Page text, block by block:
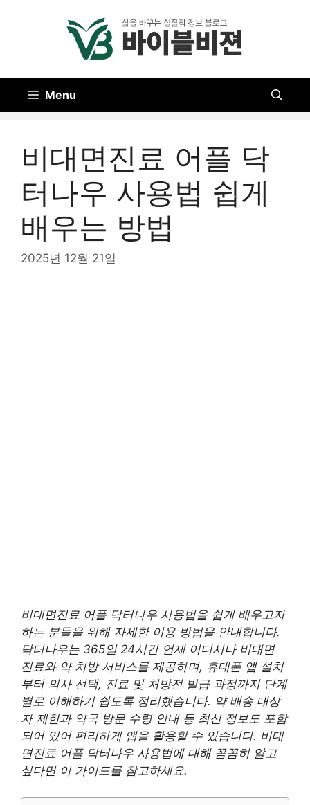
Menu
비대면진료 어플 닥
터나우 사용법 쉽게
배우는 방법
2025년 12월 21일
비대면진료 어플 닥터나우 사용법을 쉽게 배우고자
하는 분들을 위해 자세한 이용 방법을 안내합니다.
닥터나우는 365일 24시간 언제 어디서나 비대면
진료와 약 처방 서비스를 제공하며, 휴대폰 앱 설치
부터 의사 선택, 진료 및 처방전 발급 과정까지 단계
별로 이해하기 쉽도록 정리했습니다. 약 배송 대상
자 제한과 약국 방문 수령 안내 등 최신 정보도 포함
되어 있어 편리하게 앱을 활용할 수 있습니다. 비대
면진료 어플 닥터나우 사용법에 대해 꼼꼼히 알고
싶다면 이 가이드를 참고하세요.